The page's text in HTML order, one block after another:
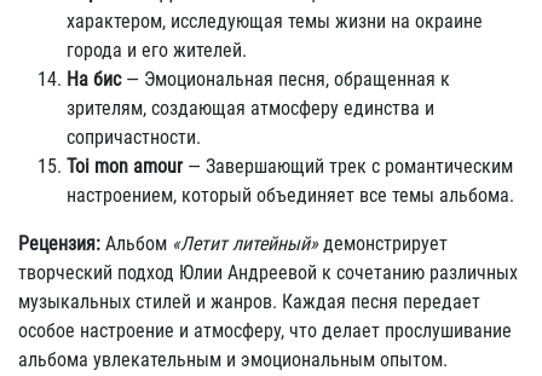
характером, исследующая темы жизни на окраине
города и его жителей.
На бис— Эмоциональная песня, обращенная к
зрителям, создающая атмосферу единства и
сопричастности.
Toi mon amour— Завершающий трек с романтическим
настроением, который объединяет все темы альбома.
Рецензия: Альбом «Летит литейный»демонстрирует
творческий подход Юлии Андреевой к сочетанию различных
музыкальных стилей и жанров. Каждая песня передает
особое настроение и атмосферу, что делает прослушивание
альбома увлекательным и эмоциональным опытом.